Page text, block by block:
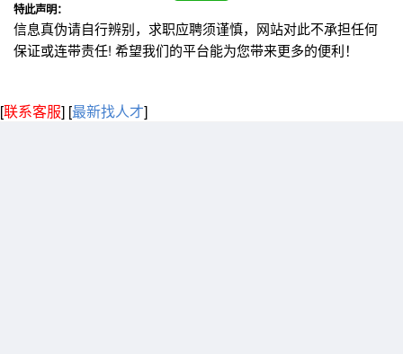
特此声明：
信息真伪请自行辨别，求职应聘须谨慎，网站对此不承担任何
保证或连带责任! 希望我们的平台能为您带来更多的便利！
[联系客服] [最新找人才]